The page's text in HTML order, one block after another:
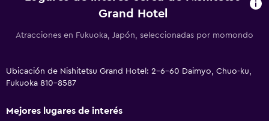
Grand Hotel
Atracciones en Fukuoka, Japón, seleccionadas por momondo
Ubicación de Nishitetsu Grand Hotel: 2-6-60 Daimyo, Chuo-ku,
Fukuoka 810-8587
Mejores lugares de interés